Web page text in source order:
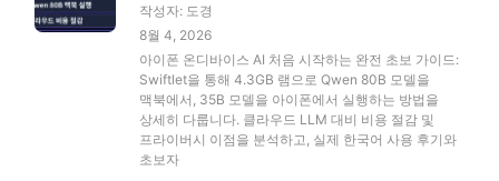
작성자: 도경
8월 4, 2026
아이폰 온디바이스 AI 처음 시작하는 완전 초보 가이드:
Swiftlet을 통해 4.3GB 램으로 Qwen 80B 모델을
맥북에서, 35B 모델을 아이폰에서 실행하는 방법을
상세히 다룹니다. 클라우드 LLM 대비 비용 절감 및
프라이버시 이점을 분석하고, 실제 한국어 사용 후기와
초보자